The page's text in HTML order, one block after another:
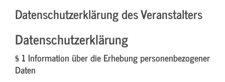
Datenschutzerklärung des Veranstalters
Datenschutzerklärung
§ 1 Information über die Erhebung personenbezogener
Daten